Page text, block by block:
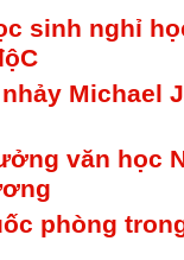
sinh nghỉ
Michael
văn học
phòng